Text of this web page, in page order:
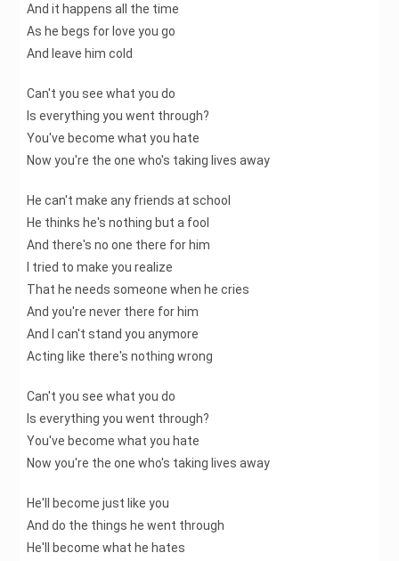
And it happens all the time
As he begs for love you go
And leave him cold
Can't you see what you do
Is everything you went through?
You've become what you hate
Now you're the one who's taking lives away
He can't make any friends at school
He thinks he's nothing but a fool
And there's no one there for him
I tried to make you realize
That he needs someone when he cries
And you're never there for him
And I can't stand you anymore
Acting like there's nothing wrong
Can't you see what you do
Is everything you went through?
You've become what you hate
Now you're the one who's taking lives away
He'll become just like you
And do the things he went through
He'll become what he hates